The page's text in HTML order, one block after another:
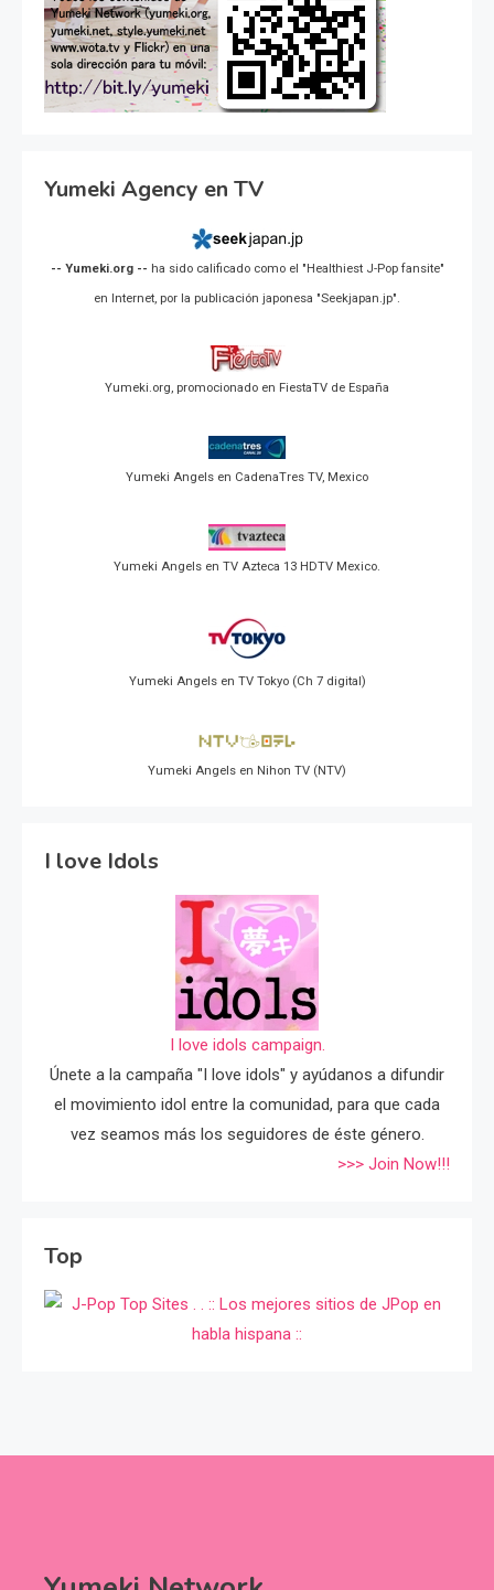
Yumeki Agency en TV
-- Yumeki.org -- ha sido calificado como el "Healthiest J-Pop fansite"
en Internet, por la publicación japonesa "Seekjapan.jp".
Yumeki.org, promocionado en FiestaTV de España
Yumeki Angels en CadenaTres TV, Mexico
Yumeki Angels en TV Azteca 13 HDTV Mexico.
Yumeki Angels en TV Tokyo (Ch 7 digital)
Yumeki Angels en Nihon TV (NTV)
I love Idols
I love idols campaign.
Únete a la campaña "I love idols" y ayúdanos a difundir
el movimiento idol entre la comunidad, para que cada
vez seamos más los seguidores de éste género.
>>> Join Now!!!
Top